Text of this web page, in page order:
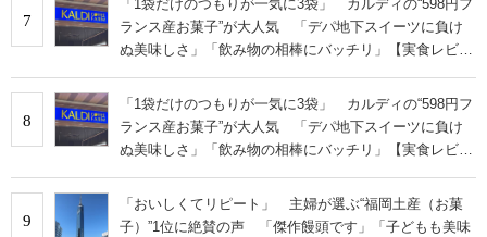
7
「1袋だけのつもりが一気に3袋」 カルディの“598円フ
ランス産お菓子”が大人気 「デパ地下スイーツに負け
ぬ美味しさ」「飲み物の相棒にバッチリ」【実食レビュ
8
「1袋だけのつもりが一気に3袋」 カルディの“598円フ
ランス産お菓子”が大人気 「デパ地下スイーツに負け
ぬ美味しさ」「飲み物の相棒にバッチリ」【実食レビュ
9
「おいしくてリピート」 主婦が選ぶ“福岡土産（お菓
子）”1位に絶賛の声 「傑作饅頭です」「子どもも美味